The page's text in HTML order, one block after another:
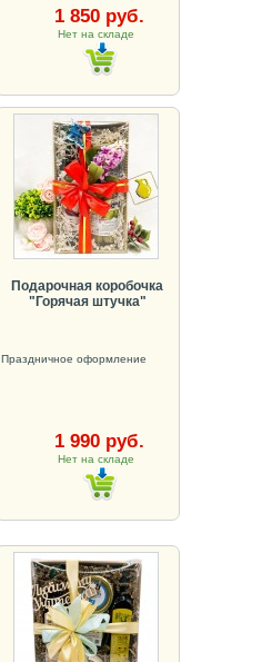
1 850 руб.
Нет на складе
Подарочная коробочка
"Горячая штучка"
Праздничное оформление
1 990 руб.
Нет на складе